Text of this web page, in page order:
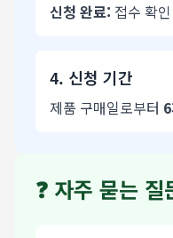
신청 완료: 접수 확
4. 신청 기간
제품 구매일로부터
❓ 자주 묻는